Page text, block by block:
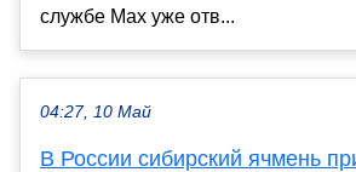
службе Max уже отв...
04:27, 10 Май
В России сибирский ячмень